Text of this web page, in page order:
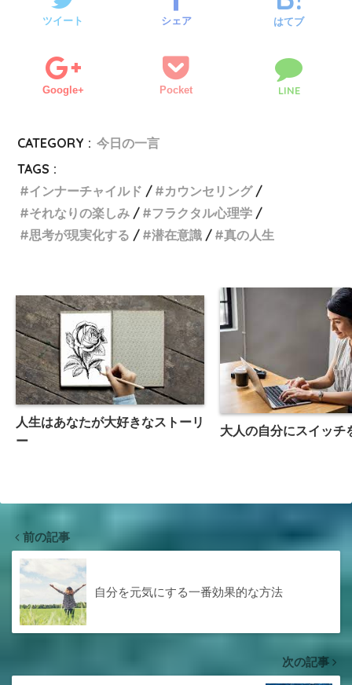
ツイート シェア はてブ
Google+ Pocket LINE
CATEGORY : 今日の一言
TAGS :
インナーチャイルド
カウンセリング
それなりの楽しみ
フラクタル心理学
思考が現実化する
潜在意識 真の人生
人生はあなたが大好きなストーリ
ー
大人の自分にスイッチ
前の記事
自分を元気にする一番効果的な方法
次の記事